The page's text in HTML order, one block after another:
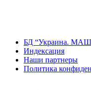
содержанию
БД “Украина.
Индекcация
Наши партнеры
Политика